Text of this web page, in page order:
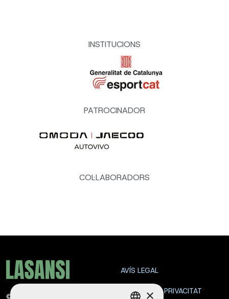
INSTITUCIONS
PATROCINADOR
COL·LABORADORS
©
AVÍS LEGAL
POLÍTICA DE PRIVACITAT
×